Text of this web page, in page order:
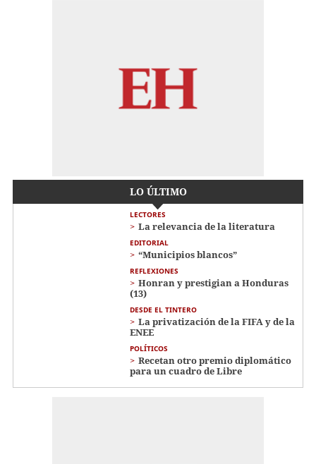
LO ÚLTIMO
LECTORES
La relevancia de la literatura
EDITORIAL
“Municipios blancos”
REFLEXIONES
Honran y prestigian a Honduras
(13)
DESDE EL TINTERO
La privatización de la FIFA y de la
ENEE
POLÍTICOS
Recetan otro premio diplomático
para un cuadro de Libre